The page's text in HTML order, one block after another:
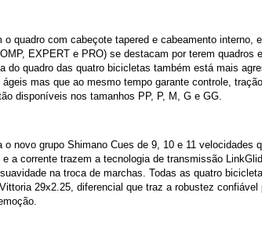
o quadro com cabeçote tapered e cabeamento interno,
EXPERT e PRO) se destacam por terem quadros
do quadro das quatro bicicletas também está mais
mas que ao mesmo tempo garante controle,
disponíveis nos tamanhos PP, P, M, G e GG.
o novo grupo Shimano Cues de 9, 10 e 11 velocidades
a corrente trazem a tecnologia de transmissão
na troca de marchas. Todas as quatro
29x2.25, diferencial que traz a robustez confiável